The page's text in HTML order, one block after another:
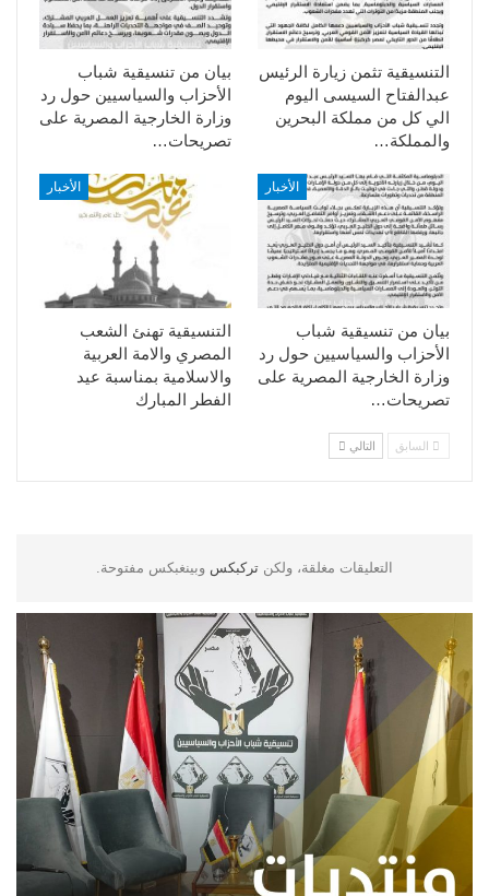
بيان من تنسيقية شباب
الأحزاب والسياسيين حول رد
وزارة الخارجية المصرية على
تصريحات…
التنسيقية تثمن زيارة الرئيس
عبدالفتاح السيسى اليوم
الي كل من مملكة البحرين
والمملكة…
الأخبار
التنسيقية تهنئ الشعب
المصري والامة العربية
والاسلامية بمناسبة عيد
الفطر المبارك
الأخبار
بيان من تنسيقية شباب
الأحزاب والسياسيين حول رد
وزارة الخارجية المصرية على
تصريحات…
السابق التالي
التعليقات مغلقة، ولكن تركبكس وبينغبكس مفتوحة.